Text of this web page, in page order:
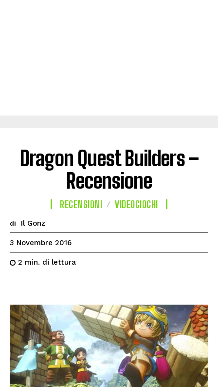
Dragon Quest Builders –
Recensione
RECENSIONI VIDEOGIOCHI
di Il Gonz
3 Novembre 2016
2 min. di lettura